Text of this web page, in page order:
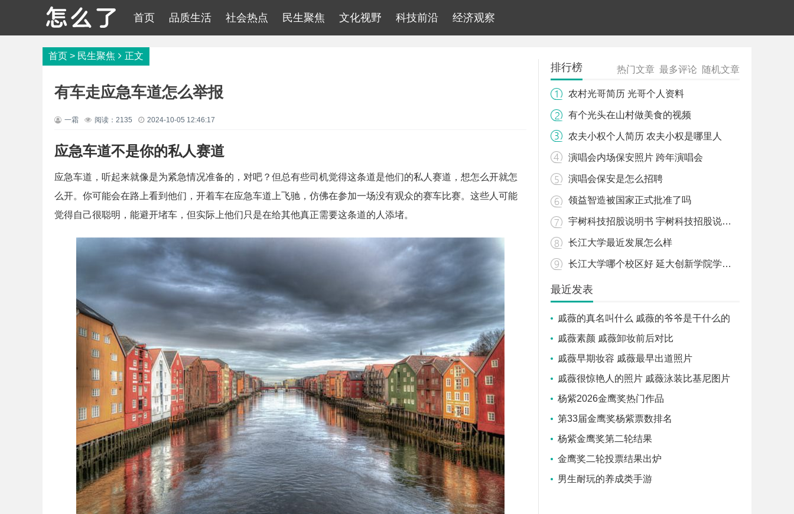
首页 品质生活 社会热点 民生聚焦 文化视野 科技前沿 经济观察
首页 > 民生聚焦 正文
有车走应急车道怎么举报
一霜 阅读：2135 2024-10-05 12:46:17
应急车道不是你的私人赛道
应急车道，听起来就像是为紧急情况准备的，对吧？但总有些司机觉得这条道是他们的私人赛道，想怎么开就怎
么开。你可能会在路上看到他们，开着车在应急车道上飞驰，仿佛在参加一场没有观众的赛车比赛。这些人可能
觉得自己很聪明，能避开堵车，但实际上他们只是在给其他真正需要这条道的人添堵。
排行榜 热门文章 最多评论 随机文章
农村光哥简历 光哥个人资料
有个光头在山村做美食的视频
农夫小权个人简历 农夫小权是哪里人
演唱会内场保安照片 跨年演唱会
演唱会保安是怎么招聘
领益智造被国家正式批准了吗
宇树科技招股说明书 宇树科技招股说明书pdf
长江大学最近发展怎么样
长江大学哪个校区好 延大创新学院学费多少
最近发表
戚薇的真名叫什么 戚薇的爷爷是干什么的
戚薇素颜 戚薇卸妆前后对比
戚薇早期妆容 戚薇最早出道照片
戚薇很惊艳人的照片 戚薇泳装比基尼图片
杨紫2026金鹰奖热门作品
第33届金鹰奖杨紫票数排名
杨紫金鹰奖第二轮结果
金鹰奖二轮投票结果出炉
男生耐玩的养成类手游